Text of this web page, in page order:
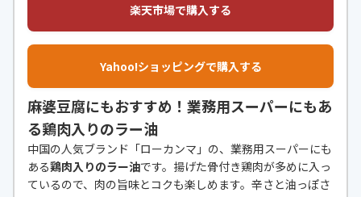
楽天市場で購入する
Yahoo!ショッピングで購入する
麻婆豆腐にもおすすめ！業務用スーパーにもあ
る鶏肉入りのラー油
中国の人気ブランド「ローカンマ」の、業務用スーパーにも
ある鶏肉入りのラー油です。揚げた骨付き鶏肉が多めに入っ
ているので、肉の旨味とコクも楽しめます。辛さと油っぽさ